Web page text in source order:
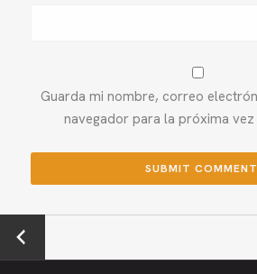
Guarda mi nombre, correo
navegador para la próxima
←
Previou